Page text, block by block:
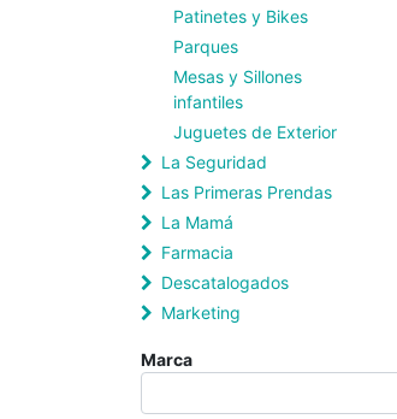
Patinetes y Bikes
Parques
Mesas y Sillones
infantiles
Juguetes de Exterior
La Seguridad
Las Primeras Prendas
La Mamá
Farmacia
Descatalogados
Marketing
Marca